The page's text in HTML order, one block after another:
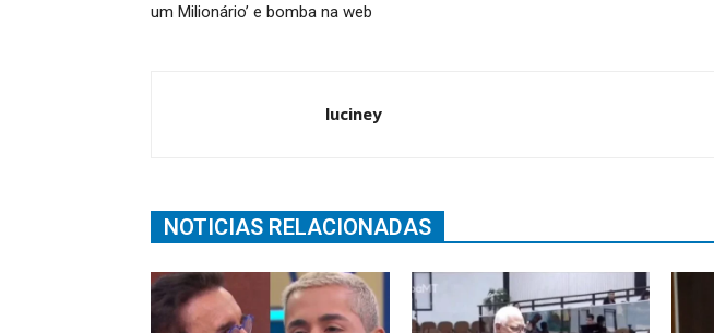
um Milionário’ e bomba na web
luciney
NOTICIAS RELACIONADAS